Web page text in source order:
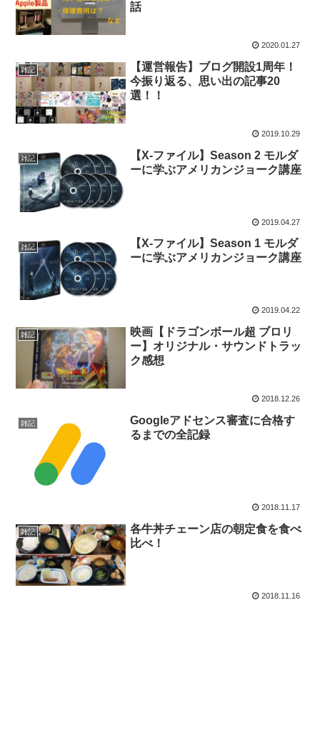
話
2020.01.27
雑記
【運営報告】ブログ開設1周年！
今振り返る、思い出の記事20
選！！
2019.10.29
雑記
【X-ファイル】Season 2 モルダ
ーに学ぶアメリカンジョーク講座
2019.04.27
雑記
【X-ファイル】Season 1 モルダ
ーに学ぶアメリカンジョーク講座
2019.04.22
雑記
映画【ドラゴンボール超 ブロリ
ー】オリジナル・サウンドトラッ
ク感想
2018.12.26
雑記
Googleアドセンス審査に合格す
るまでの全記録
2018.11.17
雑記
各牛丼チェーン店の朝定食を食べ
比べ！
2018.11.16